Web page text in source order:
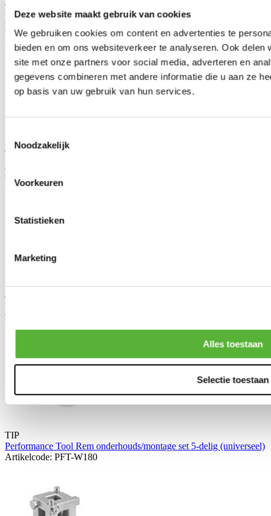
Deze website maakt gebruik van cookies
We gebruiken cookies om content en advertenties te
bieden en om ons websiteverkeer te analyseren. Ook
site met onze partners voor social media, adverteren en
gegevens combineren met andere informatie die u aan ze
op basis van uw gebruik van hun services.
Noodzakelijk
Voorkeuren
Statistieken
Marketing
Alles toestaan
Selectie toestaan
TIP
Wilwood Forged DPHA 262mm 4-pot Big Brake Kit rood
(Civic/CRX/Del sol)
Artikelcode: WW-140-13029-R
TIP
Wilwood Forged DPHA 262mm 4-pot Big Brake Kit zwart
(Civic/CRX/Del sol)
Artikelcode: WW-140-13029
TIP
Performance Tool Remontluchtingsset (universeel)
Artikelcode: PFT-W80625
TIP
Performance Tool Rem onderhouds/montage set 5-delig (universeel)
Artikelcode: PFT-W180